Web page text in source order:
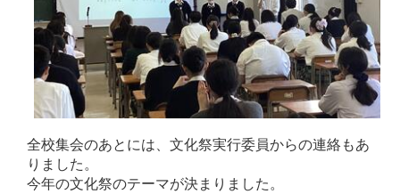
全校集会のあとには、文化祭実行委員からの連絡もあ
りました。
今年の文化祭のテーマが決まりました。